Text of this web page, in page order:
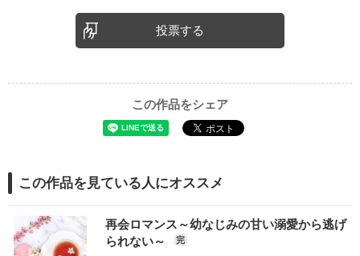
投票する
この作品をシェア
この作品を見ている人にオススメ
再会ロマンス～幼なじみの甘い溺愛から逃げ
られない～
完